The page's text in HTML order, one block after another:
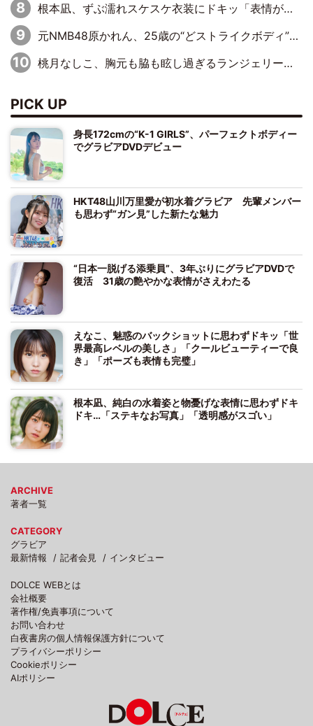
根本凪、ずぶ濡れスケスケ衣装にドキッ「表情が良過ぎる」「ねもちゃんの眼差しにドキドキが止まらない」
元NMB48原かれん、25歳の“どストライクボディ”をバリで解禁 169cmモデル体形で挑む初の本格グラビア
桃月なしこ、胸元も脇も眩し過ぎるランジェリー＆ビキニ姿を披露「なしこたそ最強」「セクシーでゴージャスで大きなボリューム」
PICK UP
身長172cmの“K-1 GIRLS”、パーフェクトボディー
でグラビアDVDデビュー
HKT48山川万里愛が初水着グラビア 先輩メンバー
も思わず“ガン見”した新たな魅力
“日本一脱げる添乗員”、3年ぶりにグラビアDVDで
復活 31歳の艶やかな表情がさえわたる
えなこ、魅惑のバックショットに思わずドキッ「世
界最高レベルの美しさ」「クールビューティーで良
き」「ポーズも表情も完璧」
根本凪、純白の水着姿と物憂げな表情に思わずドキ
ドキ…「ステキなお写真」「透明感がスゴい」
ARCHIVE
著者一覧
CATEGORY
グラビア
最新情報
記者会見 インタビュー
DOLCE WEBとは
会社概要
著作権/免責事項について
お問い合わせ
白夜書房の個人情報保護方針について
プライバシーポリシー
Cookieポリシー
AIポリシー